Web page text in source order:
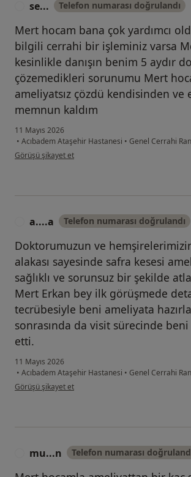
se... Telefon numarası doğrulandı
Mert hocam bana çok yardımcı
bilgili cerrahi bir işleminiz varsa
kesinlikle danışın benim 5 aydır
çözemedikleri sorunumu Mert
ameliyatsız çözdü kendisinden ve
memnun kaldım
11 Mayıs 2026
• Acıbadem Ataşehir Hastanesi • Genel Cerrahi
kullanıcının görüşüne göre se...
Görüşü şikayet et
a....a Telefon numarası doğrulandı
Doktorumuzun ve
alakası sayesinde safra kesesi
sağlıklı ve sorunsuz bir şekilde
Mert Erkan bey ilk görüşmede
tecrübesiyle beni ameliyata
sonrasında da visit sürecinde
etti.
11 Mayıs 2026
• Acıbadem Ataşehir Hastanesi • Genel Cerrahi
kullanıcının görüşüne göre a....a
Görüşü şikayet et
mu...n Telefon numarası